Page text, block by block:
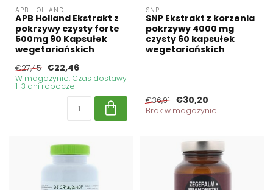
APB HOLLAND
APB Holland Ekstrakt z
pokrzywy czysty forte
500mg 90 Kapsułek
wegetariańskich
€27,45 €22,46
W magazynie. Czas dostawy
1-3 dni robocze
SNP
SNP Ekstrakt z korzenia
pokrzywy 4000 mg
czysty 60 kapsułek
wegetariańskich
€36,91 €30,20
Brak w magazynie